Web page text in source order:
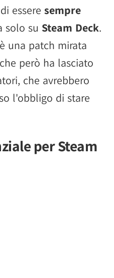
essere sempre
solo su Steam Deck.
una patch mirata
però ha lasciato
che avrebbero
l'obbligo di stare
per Steam